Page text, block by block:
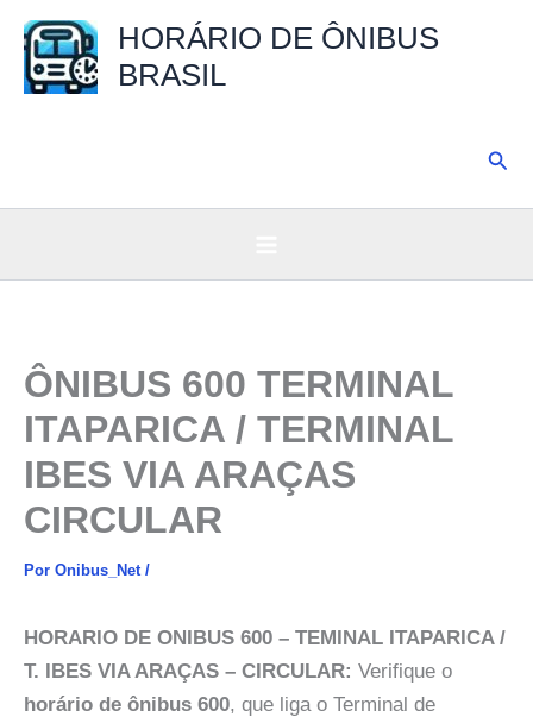
para
HORÁRIO DE ÔNIBUS
BRASIL
ÔNIBUS 600 TERMINAL
ITAPARICA / TERMINAL
IBES VIA ARAÇAS
CIRCULAR
Por Onibus_Net /
HORARIO DE ONIBUS 600 – TEMINAL ITAPARICA /
T. IBES VIA ARAÇAS – CIRCULAR: Verifique o
horário de ônibus 600, que liga o Terminal de